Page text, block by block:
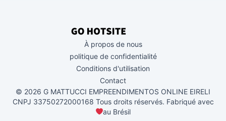
À propos de nous
politique de confidentialité
Conditions d'utilisation
Contact
© 2026 G MATTUCCI EMPREENDIMENTOS ONLINE EIRELI
CNPJ 33750272000168 Tous droits réservés. Fabriqué avec
au Brésil